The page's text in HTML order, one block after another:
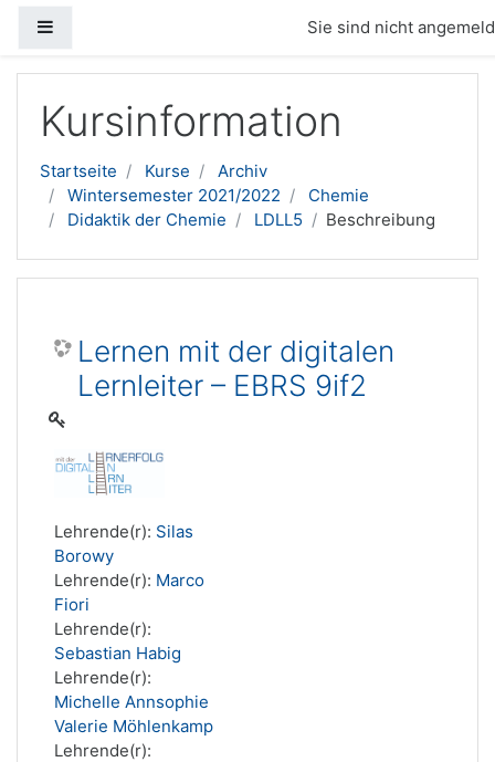
Sie sind nicht
Kursinformation
Startseite Kurse
Archiv
Wintersemester 2021/2022
Chemie
Didaktik der Chemie
LDLL5 Beschreibung
Lernen mit der digitalen
Lernleiter – EBRS 9if2
Lehrende(r): Silas
Borowy
Lehrende(r): Marco
Fiori
Lehrende(r):
Sebastian Habig
Lehrende(r):
Michelle Annsophie
Valerie Möhlenkamp
Lehrende(r):